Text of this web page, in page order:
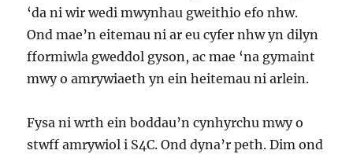
‘da ni wir wedi mwynhau gweithio efo nhw.
Ond mae’n eitemau ni ar eu cyfer nhw yn dilyn
fformiwla gweddol gyson, ac mae ‘na gymaint
mwy o amrywiaeth yn ein heitemau ni arlein.
Fysa ni wrth ein boddau’n cynhyrchu mwy o
stwff amrywiol i S4C. Ond dyna’r peth. Dim ond